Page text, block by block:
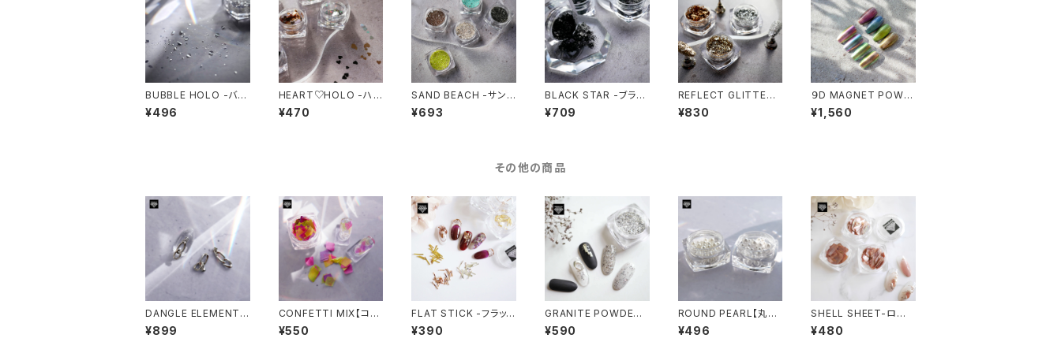
BUBBLE HOLO -バブ
ルホロ-
¥496
HEART♡HOLO -ハ
ートホロ-
¥470
SAND BEACH -サンド
ビーチ-
¥693
BLACK STAR -ブラッ
クスター-
¥709
REFLECT GLITTER -
リフレクトグリッター-
¥830
９D MAGNET POWD
ER -9Dマグネットパウ
ダー-
¥1,560
その他の商品
DANGLE ELEMENTS
/ F TYPE【ダングルエ
レメンツ / F】
¥899
CONFETTI MIX【コン
フィッティーミックス】
¥550
FLAT STICK -フラット
スティック-
¥390
GRANITE POWDER -
グラニトパウダー-
¥590
ROUND PEARL【丸パ
ール】
¥496
SHELL SHEET-ロー
ズブラウン-
¥480